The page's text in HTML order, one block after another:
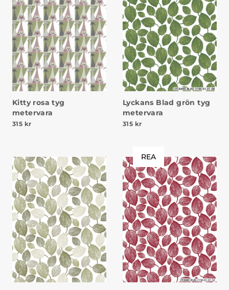
Kitty rosa tyg
metervara
315 kr
Lyckans Blad grön tyg
metervara
315 kr
REA